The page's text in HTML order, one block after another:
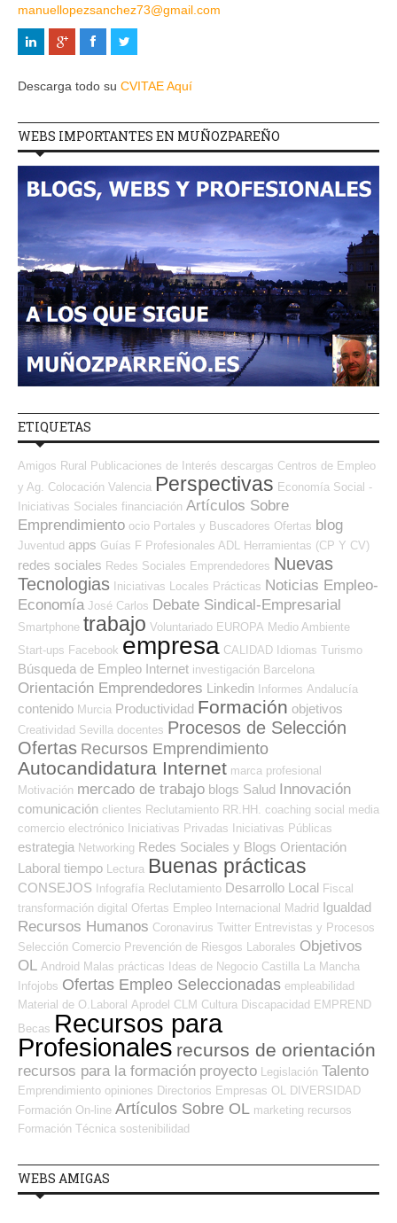
manuellopezsanchez73@gmail.com
Descarga todo su CVITAE Aquí
WEBS IMPORTANTES EN MUÑOZPAREÑO
ETIQUETAS
Amigos Rural Publicaciones de Interés descargas Centros de Empleo
y Ag. Colocación Valencia Perspectivas Economía Social -
Iniciativas Sociales financiación Artículos Sobre
Emprendimiento ocio Portales y Buscadores Ofertas blog
Juventud apps Guías F Profesionales ADL Herramientas (CP Y CV)
redes sociales Redes Sociales Emprendedores Nuevas
Tecnologias Iniciativas Locales Prácticas Noticias Empleo-
Economía José Carlos Debate Sindical-Empresarial
Smartphone trabajo Voluntariado EUROPA Medio Ambiente
Start-ups Facebook empresa CALIDAD Idiomas Turismo
Búsqueda de Empleo Internet investigación Barcelona
Orientación Emprendedores Linkedin Informes Andalucía
contenido Murcia Productividad Formación objetivos
Creatividad Sevilla docentes Procesos de Selección
Ofertas Recursos Emprendimiento
Autocandidatura Internet marca profesional
Motivación mercado de trabajo blogs Salud Innovación
comunicación clientes Reclutamiento RR.HH. coaching social media
comercio electrónico Iniciativas Privadas Iniciativas Públicas
estrategia Networking Redes Sociales y Blogs Orientación
Laboral tiempo Lectura Buenas prácticas
CONSEJOS Infografía Reclutamiento Desarrollo Local Fiscal
transformación digital Ofertas Empleo Internacional Madrid Igualdad
Recursos Humanos Coronavirus Twitter Entrevistas y Procesos
Selección Comercio Prevención de Riesgos Laborales Objetivos
OL Android Malas prácticas Ideas de Negocio Castilla La Mancha
Infojobs Ofertas Empleo Seleccionadas empleabilidad
Material de O.Laboral Aprodel CLM Cultura Discapacidad EMPREND
Becas Recursos para
Profesionales recursos de orientación
recursos para la formación proyecto Legislación Talento
Emprendimiento opiniones Directorios Empresas OL
DIVERSIDAD
Formación On-line Artículos Sobre OL marketing recursos
Formación Técnica sostenibilidad
WEBS AMIGAS